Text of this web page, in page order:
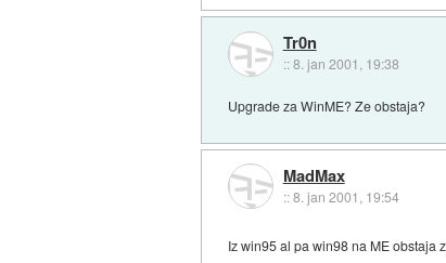
Tr0n
::8. jan 2001, 19:38
Upgrade za WinME? Ze obstaja?
MadMax
::8. jan 2001, 19:54
Iz win95 al pa win98 na ME obstaja